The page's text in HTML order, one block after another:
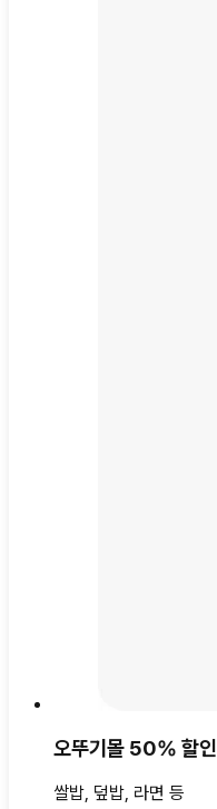
오뚜기몰 50% 할인
쌀밥, 덮밥, 라면 등